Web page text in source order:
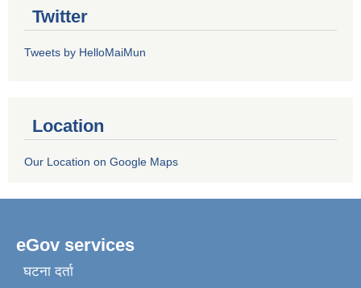
Twitter
Tweets by HelloMaiMun
Location
Our Location on Google Maps
eGov services
घटना दर्ता